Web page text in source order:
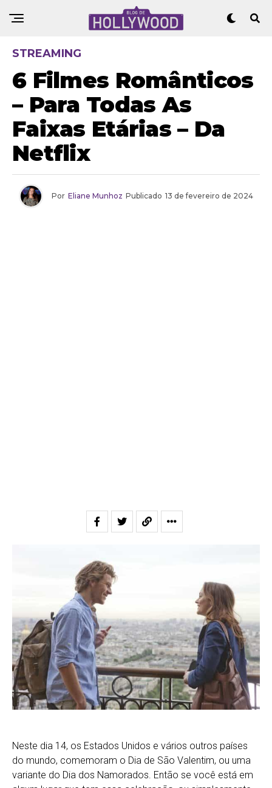
STREAMING
6 Filmes Românticos
– Para Todas As
Faixas Etárias – Da
Netflix
Por Eliane Munhoz Publicado 13 de fevereiro de 2024
Neste dia 14, os Estados Unidos e vários outros países
do mundo, comemoram o Dia de São Valentim, ou uma
variante do Dia dos Namorados. Então se você está em